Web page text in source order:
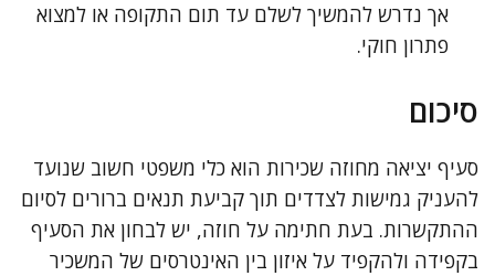
אך נדרש להמשיך לשלם עד תום התקופה או למצוא
פתרון חוקי.
סיכום
סעיף יציאה מחוזה שכירות הוא כלי משפטי חשוב שנועד
להעניק גמישות לצדדים תוך קביעת תנאים ברורים לסיום
ההתקשרות. בעת חתימה על חוזה, יש לבחון את הסעיף
בקפידה ולהקפיד על איזון בין האינטרסים של המשכיר